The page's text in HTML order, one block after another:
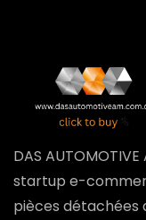
DAS
startup e-
pièces détachées